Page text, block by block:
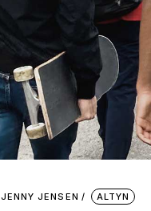
JENNY JENSEN ALTYN